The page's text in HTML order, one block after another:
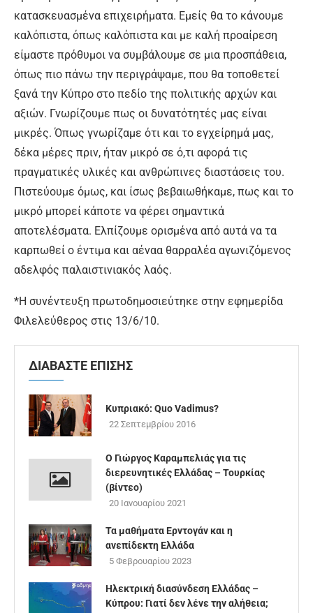
κατασκευασμένα επιχειρήματα. Εμείς θα το κάνουμε
καλόπιστα, όπως καλόπιστα και με καλή προαίρεση
είμαστε πρόθυμοι να συμβάλουμε σε μια προσπάθεια,
όπως πιο πάνω την περιγράψαμε, που θα τοποθετεί
ξανά την Κύπρο στο πεδίο της πολιτικής αρχών και
αξιών. Γνωρίζουμε πως οι δυνατότητές μας είναι
μικρές. Όπως γνωρίζαμε ότι και το εγχείρημά μας,
δέκα μέρες πριν, ήταν μικρό σε ό,τι αφορά τις
πραγματικές υλικές και ανθρώπινες διαστάσεις του.
Πιστεύουμε όμως, και ίσως βεβαιωθήκαμε, πως και το
μικρό μπορεί κάποτε να φέρει σημαντικά
αποτελέσματα. Ελπίζουμε ορισμένα από αυτά να τα
καρπωθεί ο έντιμα και αέναα θαρραλέα αγωνιζόμενος
αδελφός παλαιστινιακός λαός.
*Η συνέντευξη πρωτοδημοσιεύτηκε στην εφημερίδα
Φιλελεύθερος στις 13/6/10.
ΔΙΑΒΑΣΤΕ ΕΠΙΣΗΣ
Κυπριακό: Quo Vadimus?
22 Σεπτεμβρίου 2016
Ο Γιώργος Καραμπελιάς για τις
διερευνητικές Ελλάδας – Τουρκίας
(βίντεο)
20 Ιανουαρίου 2021
Τα μαθήματα Ερντογάν και η
ανεπίδεκτη Ελλάδα
5 Φεβρουαρίου 2023
Hλεκτρική διασύνδεση Ελλάδας –
Κύπρου: Γιατί δεν λένε την αλήθεια;